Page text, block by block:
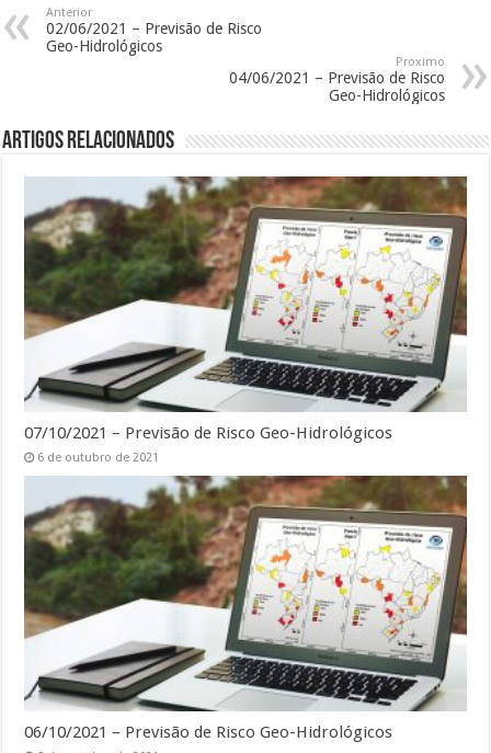
Anterior
02/06/2021 – Previsão de Risco
Geo-Hidrológicos
Proximo
04/06/2021 – Previsão de Risco
Geo-Hidrológicos
Artigos Relacionados
07/10/2021 – Previsão de Risco Geo-Hidrológicos
6 de outubro de 2021
06/10/2021 – Previsão de Risco Geo-Hidrológicos